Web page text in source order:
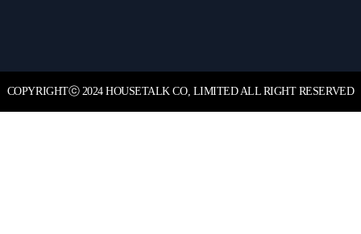
COPYRIGHTⓒ2024 HOUSETALK CO, LIMITED ALL RIGHT RESERVED